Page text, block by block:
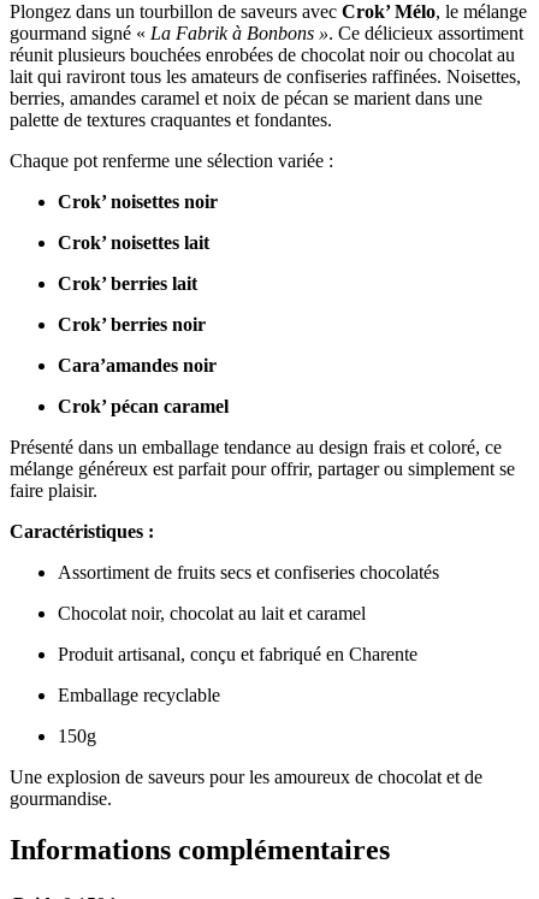
Plongez dans un tourbillon de saveurs avec Crok’ Mélo, le mélange
gourmand signé « La Fabrik à Bonbons ». Ce délicieux assortiment
réunit plusieurs bouchées enrobées de chocolat noir ou chocolat au
lait qui raviront tous les amateurs de confiseries raffinées. Noisettes,
berries, amandes caramel et noix de pécan se marient dans une
palette de textures craquantes et fondantes.
Chaque pot renferme une sélection variée :
Crok’ noisettes noir
Crok’ noisettes lait
Crok’ berries lait
Crok’ berries noir
Cara’amandes noir
Crok’ pécan caramel
Présenté dans un emballage tendance au design frais et coloré, ce
mélange généreux est parfait pour offrir, partager ou simplement se
faire plaisir.
Caractéristiques :
Assortiment de fruits secs et confiseries chocolatés
Chocolat noir, chocolat au lait et caramel
Produit artisanal, conçu et fabriqué en Charente
Emballage recyclable
150g
Une explosion de saveurs pour les amoureux de chocolat et de
gourmandise.
Informations complémentaires